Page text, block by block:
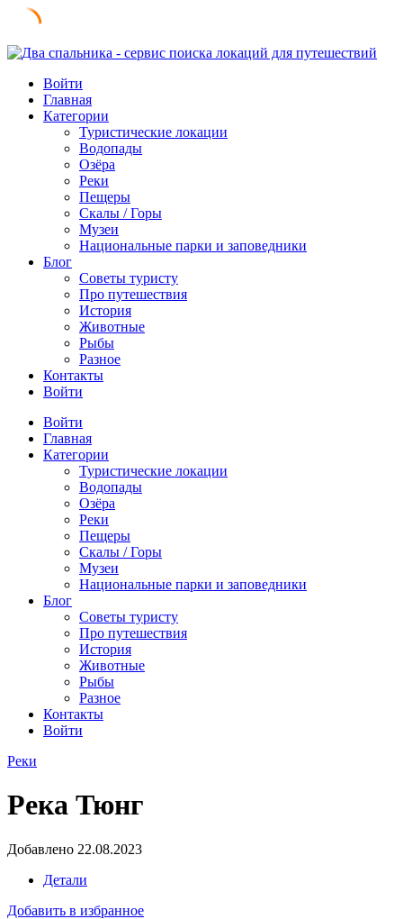
Skip
contentВойти
Главная
Категории
Туристические локации
Водопады
Озёра
Реки
Пещеры
Скалы / Горы
Музеи
Национальные парки и заповедники
Блог
Советы туристу
Про путешествия
История
Животные
Рыбы
Разное
Контакты
Войти
Войти
Главная
Категории
Туристические локации
Водопады
Озёра
Реки
Пещеры
Скалы / Горы
Музеи
Национальные парки и заповедники
Блог
Советы туристу
Про путешествия
История
Животные
Рыбы
Разное
Контакты
Войти
Реки
Река Тюнг
Добавлено 22.08.2023
Детали
Добавить в избранное